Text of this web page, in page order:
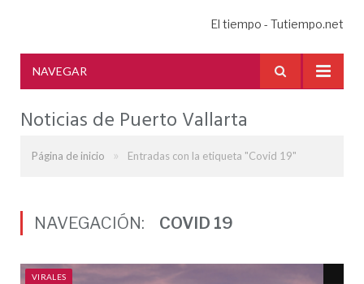
El tiempo - Tutiempo.net
NAVEGAR
Noticias de Puerto Vallarta
Página de inicio » Entradas con la etiqueta "Covid 19"
NAVEGACIÓN: COVID 19
VIRALES